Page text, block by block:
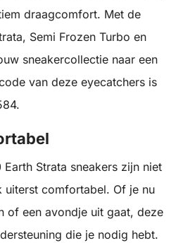
draagcomfort. Met de
Semi Frozen Turbo en
sneakercollectie naar een
van deze eyecatchers is
Strata sneakers zijn niet
uiterst comfortabel. Of je nu
of een avondje uit gaat, deze
die je nodig hebt.